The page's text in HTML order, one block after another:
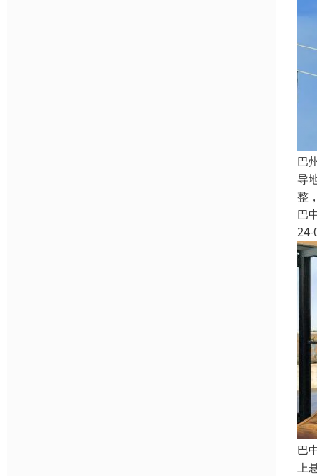
巴
导
整
巴
24-
巴
上